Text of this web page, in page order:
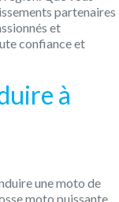
partenaires
et
confiance et
à
une moto de
moto puissante,